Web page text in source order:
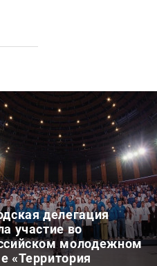
делегация
участие во
молодежном
«Территория